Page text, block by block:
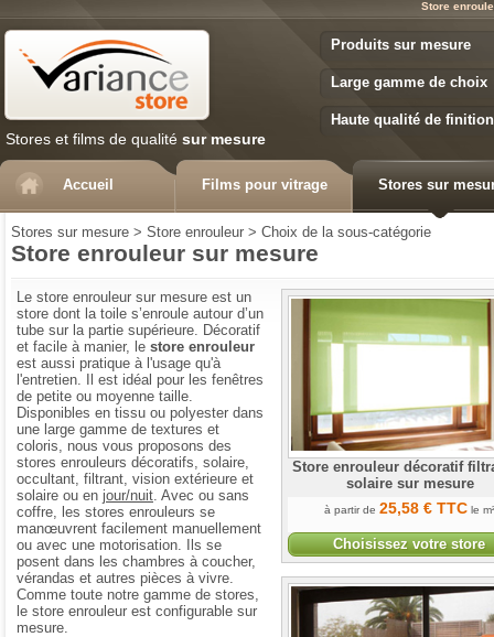
Store
Stores et films de qualité sur mesure
Produits sur mesure
Large gamme de choix
Haute qualité de finition
Accueil Films pour vitrage Stores sur
Stores sur mesure > Store enrouleur > Choix de la sous-catégorie
Store enrouleur sur mesure
Le store enrouleur sur mesure est un
store dont la toile s’enroule autour d’un
tube sur la partie supérieure. Décoratif
et facile à manier, le store enrouleur
est aussi pratique à l'usage qu'à
l'entretien. Il est idéal pour les fenêtres
de petite ou moyenne taille.
Disponibles en tissu ou polyester dans
une large gamme de textures et
coloris, nous vous proposons des
stores enrouleurs décoratifs, solaire,
occultant, filtrant, vision extérieure et
solaire ou en jour/nuit. Avec ou sans
coffre, les stores enrouleurs se
manœuvrent facilement manuellement
ou avec une motorisation. Ils se
posent dans les chambres à coucher,
vérandas et autres pièces à vivre.
Comme toute notre gamme de stores,
le store enrouleur est configurable sur
mesure.
Store enrouleur décoratif
solaire sur mesure
à partir de 25,58 € TTC le m²
Choisissez votre store